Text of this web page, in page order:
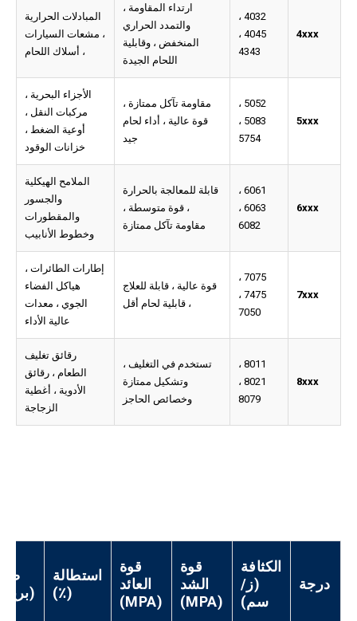
4xxx
4032 ،
4045 ،
4343
ارتداء المقاومة ،
والتمدد الحراري
المنخفض ، وقابلية
اللحام الجيدة
المبادلات الحرارية
، مشعات السيارات
، أسلاك اللحام
5xxx
5052 ،
5083 ،
5754
مقاومة تآكل ممتازة ،
قوة عالية ، أداء لحام
جيد
الأجزاء البحرية ،
مركبات النقل ،
أوعية الضغط ،
خزانات الوقود
6xxx
6061 ،
6063 ،
6082
قابلة للمعالجة بالحرارة
، قوة متوسطة ،
مقاومة تآكل ممتازة
الملامح الهيكلية
والجسور
والمقطورات
وخطوط الأنابيب
7xxx
7075 ،
7475 ،
7050
قوة عالية ، قابلة للعلاج
، قابلية لحام أقل
إطارات الطائرات ،
هياكل الفضاء
الجوي ، معدات
عالية الأداء
8xxx
8011 ،
8021 ،
8079
تستخدم في التغليف ،
وتشكيل ممتازة
وخصائص الحاجز
رقائق تغليف
الطعام ، رقائق
الأدوية ، أغطية
الزجاجة
درجة
الكثافة
(ز/
سم)
قوة
الشد
(MPA)
قوة
العائد
(MPA)
استطالة
(٪)